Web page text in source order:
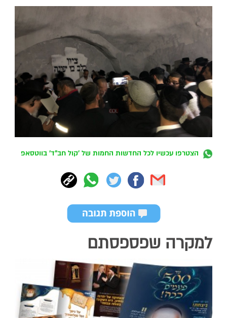
הצטרפו עכשיו לכל החדשות החמות של 'קול חב"ד' בווטסאפ
למקרה שפספסתם